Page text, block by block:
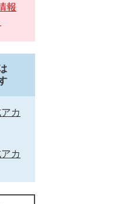
報
カ
カ